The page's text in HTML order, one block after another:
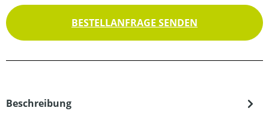
BESTELLANFRAGE SENDEN
Beschreibung